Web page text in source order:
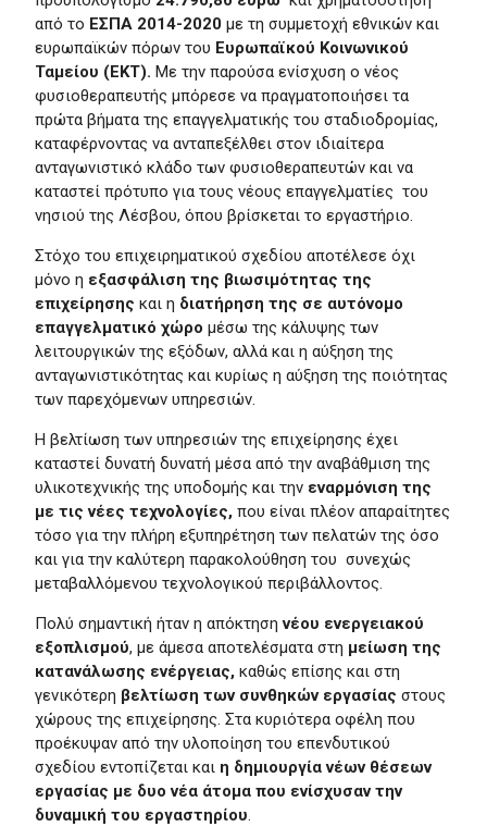
από το ΕΣΠΑ 2014-2020 με τη συμμετοχή εθνικών και
ευρωπαϊκών πόρων του Ευρωπαϊκού Κοινωνικού
Ταμείου (ΕΚΤ). Με την παρούσα ενίσχυση ο νέος
φυσιοθεραπευτής μπόρεσε να πραγματοποιήσει τα
πρώτα βήματα της επαγγελματικής του σταδιοδρομίας,
καταφέρνοντας να ανταπεξέλθει στον ιδιαίτερα
ανταγωνιστικό κλάδο των φυσιοθεραπευτών και να
καταστεί πρότυπο για τους νέους επαγγελματίες του
νησιού της Λέσβου, όπου βρίσκεται το εργαστήριο.
Στόχο του επιχειρηματικού σχεδίου αποτέλεσε όχι
μόνο η εξασφάλιση της βιωσιμότητας της
επιχείρησης και η διατήρηση της σε αυτόνομο
επαγγελματικό χώρο μέσω της κάλυψης των
λειτουργικών της εξόδων, αλλά και η αύξηση της
ανταγωνιστικότητας και κυρίως η αύξηση της ποιότητας
των παρεχόμενων υπηρεσιών.
Η βελτίωση των υπηρεσιών της επιχείρησης έχει
καταστεί δυνατή δυνατή μέσα από την αναβάθμιση της
υλικοτεχνικής της υποδομής και την εναρμόνιση της
με τις νέες τεχνολογίες, που είναι πλέον απαραίτητες
τόσο για την πλήρη εξυπηρέτηση των πελατών της όσο
και για την καλύτερη παρακολούθηση του συνεχώς
μεταβαλλόμενου τεχνολογικού περιβάλλοντος.
Πολύ σημαντική ήταν η απόκτησηνέου ενεργειακού
εξοπλισμού, με άμεσα αποτελέσματα στη μείωση της
κατανάλωσης ενέργειας, καθώς επίσης και στη
γενικότερη βελτίωση των συνθηκών εργασίας στους
χώρους της επιχείρησης. Στα κυριότερα οφέλη που
προέκυψαν από την υλοποίηση του επενδυτικού
σχεδίου εντοπίζεται και η δημιουργία νέων θέσεων
εργασίας με δυο νέα άτομα που ενίσχυσαν την
δυναμική του εργαστηρίου.